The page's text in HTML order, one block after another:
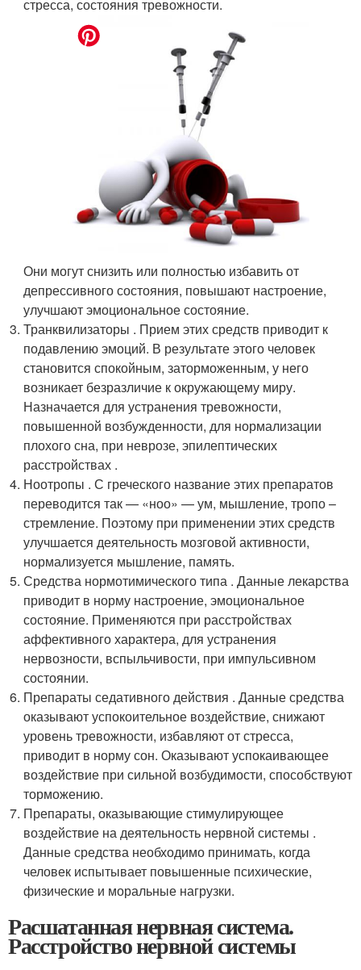
стресса, состояния тревожности.
Они могут снизить или полностью избавить от
депрессивного состояния, повышают настроение,
улучшают эмоциональное состояние.
Транквилизаторы . Прием этих средств приводит к
подавлению эмоций. В результате этого человек
становится спокойным, заторможенным, у него
возникает безразличие к окружающему миру.
Назначается для устранения тревожности,
повышенной возбужденности, для нормализации
плохого сна, при неврозе, эпилептических
расстройствах .
Ноотропы . С греческого название этих препаратов
переводится так — «ноо» — ум, мышление, тропо –
стремление. Поэтому при применении этих средств
улучшается деятельность мозговой активности,
нормализуется мышление, память.
Средства нормотимического типа . Данные лекарства
приводит в норму настроение, эмоциональное
состояние. Применяются при расстройствах
аффективного характера, для устранения
нервозности, вспыльчивости, при импульсивном
состоянии.
Препараты седативного действия . Данные средства
оказывают успокоительное воздействие, снижают
уровень тревожности, избавляют от стресса,
приводит в норму сон. Оказывают успокаивающее
воздействие при сильной возбудимости, способствуют
торможению.
Препараты, оказывающие стимулирующее
воздействие на деятельность нервной системы .
Данные средства необходимо принимать, когда
человек испытывает повышенные психические,
физические и моральные нагрузки.
Расшатанная нервная система.
Расстройство нервной системы